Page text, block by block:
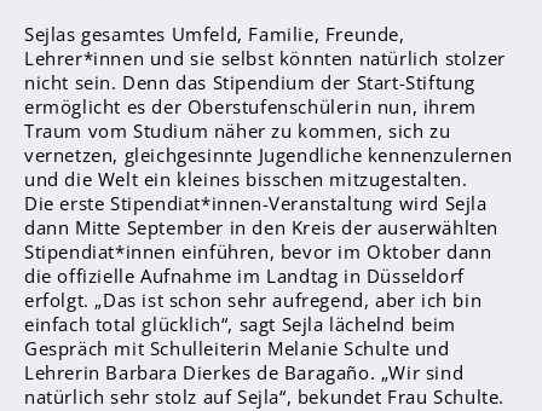
Förderverein
Elternvertreter*innen
Mitarbeiter*innen
Sekretär*innen
Hausmeister
Lehrer*innen Ausbildung
Praktika und Praxissemester
Referendariat
Sejlas gesamtes Umfeld, Familie, Freunde,
Lehrer*innen und sie selbst könnten natürlich stolzer
nicht sein. Denn das Stipendium der Start-Stiftung
ermöglicht es der Oberstufenschülerin nun, ihrem
Traum vom Studium näher zu kommen, sich zu
vernetzen, gleichgesinnte Jugendliche kennenzulernen
und die Welt ein kleines bisschen mitzugestalten.
Die erste Stipendiat*innen-Veranstaltung wird Sejla
dann Mitte September in den Kreis der auserwählten
Stipendiat*innen einführen, bevor im Oktober dann
die offizielle Aufnahme im Landtag in Düsseldorf
erfolgt. „Das ist schon sehr aufregend, aber ich bin
einfach total glücklich“, sagt Sejla lächelnd beim
Gespräch mit Schulleiterin Melanie Schulte und
Lehrerin Barbara Dierkes de Baragaño. „Wir sind
natürlich sehr stolz auf Sejla“, bekundet Frau Schulte.